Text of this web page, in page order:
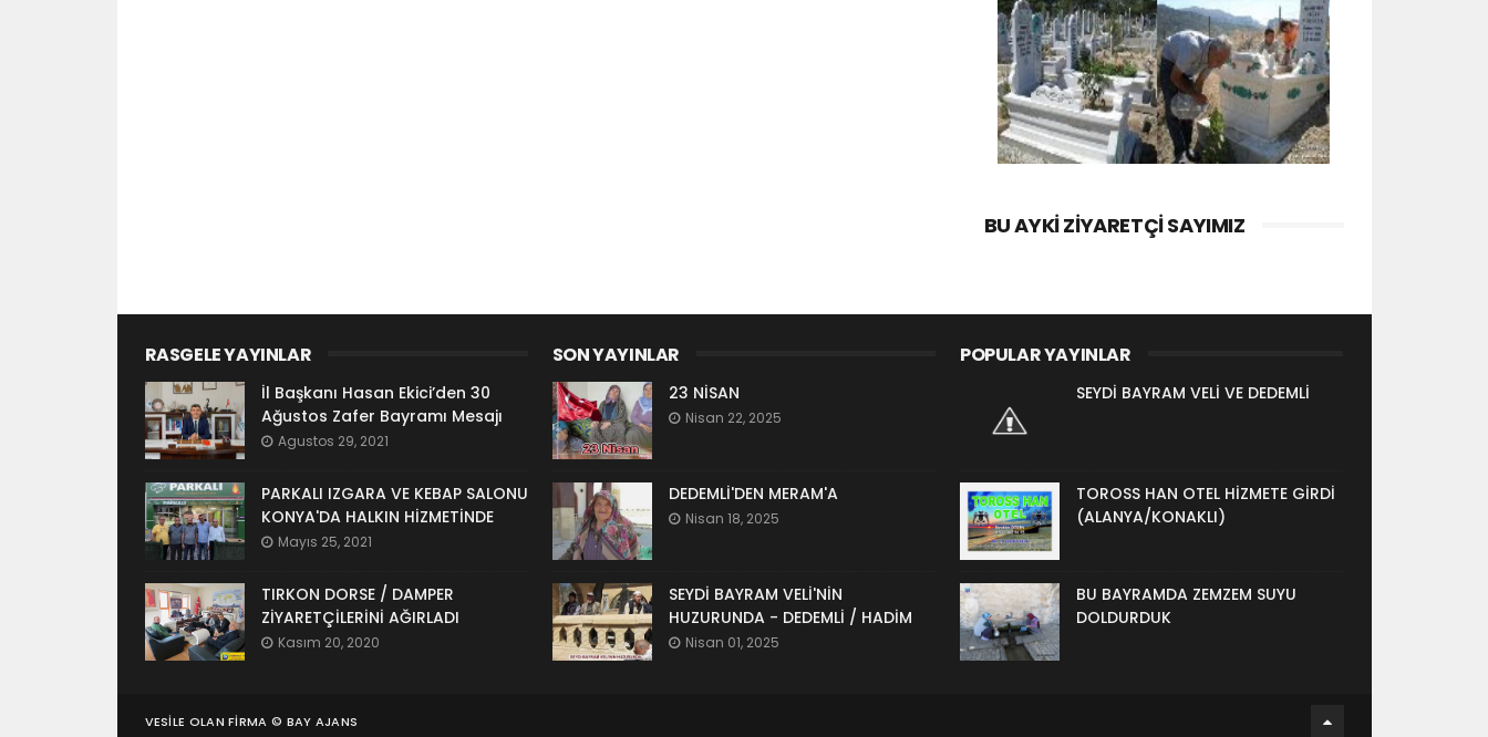
BU AYKI ZIYARETÇI SAYIMIZ
RASGELE YAYINLAR
İl Başkanı Hasan Ekici’den 30
Ağustos Zafer Bayramı Mesajı
Agustos 29, 2021
PARKALI IZGARA VE KEBAP SALONU
KONYA'DA HALKIN HİZMETİNDE
Mayıs 25, 2021
TIRKON DORSE / DAMPER
ZİYARETÇİLERİNİ AĞIRLADI
Kasım 20, 2020
SON YAYINLAR
23 NİSAN
Nisan 22, 2025
DEDEMLİ'DEN MERAM'A
Nisan 18, 2025
SEYDİ BAYRAM VELİ'NİN
HUZURUNDA - DEDEMLİ / HADİM
Nisan 01, 2025
POPULAR YAYINLAR
SEYDİ BAYRAM VELİ VE DEDEMLİ
TOROSS HAN OTEL HİZMETE GİRDİ
(ALANYA/KONAKLI)
BU BAYRAMDA ZEMZEM SUYU
DOLDURDUK
VESILE OLAN FIRMA © BAY AJANS